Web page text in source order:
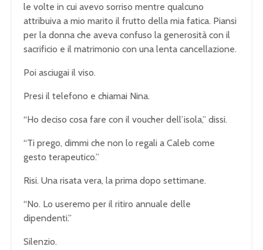
le volte in cui avevo sorriso mentre qualcuno
attribuiva a mio marito il frutto della mia fatica. Piansi
per la donna che aveva confuso la generosità con il
sacrificio e il matrimonio con una lenta cancellazione.
Poi asciugai il viso.
Presi il telefono e chiamai Nina.
“Ho deciso cosa fare con il voucher dell’isola,” dissi.
“Ti prego, dimmi che non lo regali a Caleb come
gesto terapeutico.”
Risi. Una risata vera, la prima dopo settimane.
“No. Lo useremo per il ritiro annuale delle
dipendenti.”
Silenzio.